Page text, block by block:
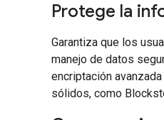
Protege la
Garantiza que los
manejo de datos
encriptación
sólidos, como